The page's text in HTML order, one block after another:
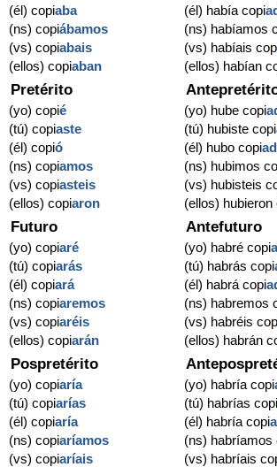
(él) copiaba
(ns) copiábamos
(vs) copiabais
(ellos) copiaban
(él) había copi
(ns) habíamos
(vs) habíais
(ellos) habían
Pretérito
(yo) copié
(tú) copiaste
(él) copió
(ns) copiamos
(vs) copiasteis
(ellos) copiaron
(yo) hube copi
(tú) hubiste copi
(él) hubo copi
(ns) hubimos
(vs) hubisteis
(ellos) hubieron
Futuro
(yo) copiaré
(tú) copiarás
(él) copiará
(ns) copiaremos
(vs) copiaréis
(ellos) copiarán
Antefuturo
(yo) habré copi
(tú) habrás copi
(él) habrá copi
(ns) habremos
(vs) habréis
(ellos) habrán
Pospretérito
(yo) copiaría
(tú) copiarías
(él) copiaría
(ns) copiaríamos
(vs) copiaríais
(yo) habría copi
(tú) habrías
(él) habría copi
(ns) habríamos
(vs) habríais